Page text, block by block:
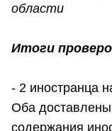
области
Итоги
- 2 иностранца
Оба
содержания